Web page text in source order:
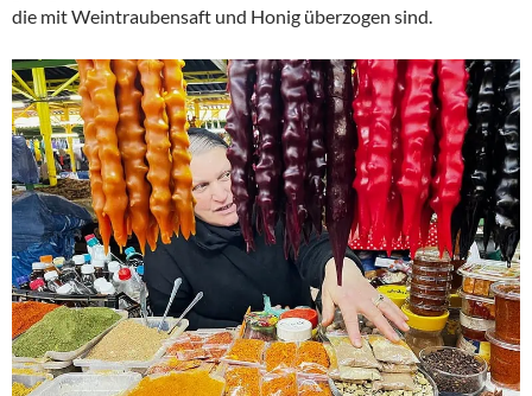
die mit Weintraubensaft und Honig überzogen sind.